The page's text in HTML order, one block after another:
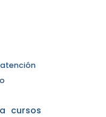
atención
cursos